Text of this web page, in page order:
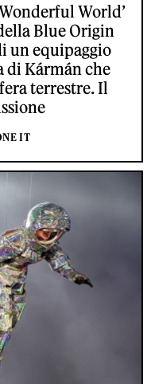
World’
Blue Origin
un equipaggio
di Kármán che
terrestre. Il
IT